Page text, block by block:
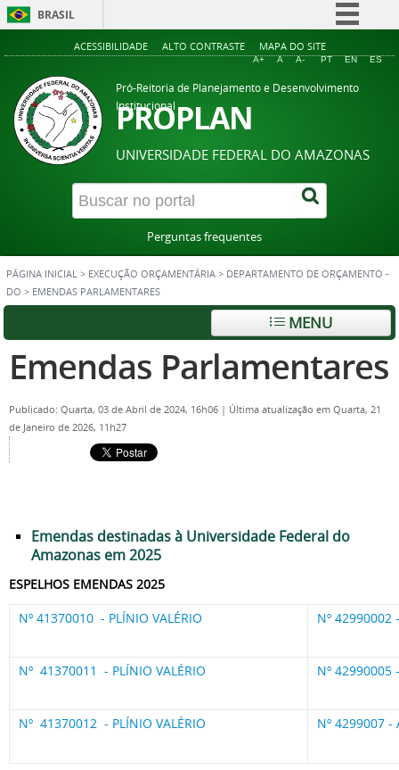
BRASIL
Simplifique!
Acesso à informação
Legislação
Canais
ACESSIBILIDADE ALTO CONTRASTE MAPA DO SITE
A+ A A- PT EN ES
Pró-Reitoria de Planejamento e Desenvolvimento
Institucional
PROPLAN
UNIVERSIDADE FEDERAL DO AMAZONAS
Perguntas frequentes
PÁGINA INICIAL > EXECUÇÃO ORÇAMENTÁRIA > DEPARTAMENTO DE ORÇAMENTO -
DO > EMENDAS PARLAMENTARES
MENU
Emendas Parlamentares
Publicado: Quarta, 03 de Abril de 2024, 16h06 | Última atualização em Quarta, 21
de Janeiro de 2026, 11h27
Emendas destinadas à Universidade Federal do
Amazonas em 2025
ESPELHOS EMENDAS 2025
Nº 41370010 - PLÍNIO VALÉRIO
Nº 42990002
Nº 41370011 - PLÍNIO VALÉRIO Nº 42990005
Nº 41370012 - PLÍNIO VALÉRIO Nº 4299007 -